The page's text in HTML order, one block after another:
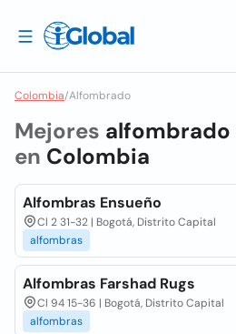
Colombia/Alfombrado
Mejores alfombrado
en Colombia
Alfombras Ensueño
Cl 2 31-32 | Bogotá, Distrito Capital
alfombras
Alfombras Farshad Rugs
Cl 94 15-36 | Bogotá, Distrito Capital
alfombras